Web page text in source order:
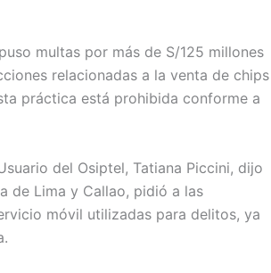
multas por más de S/125 millones
relacionadas a la venta de chips
práctica está prohibida conforme a
del Osiptel, Tatiana Piccini, dijo
de Lima y Callao, pidió a las
móvil utilizadas para delitos, ya